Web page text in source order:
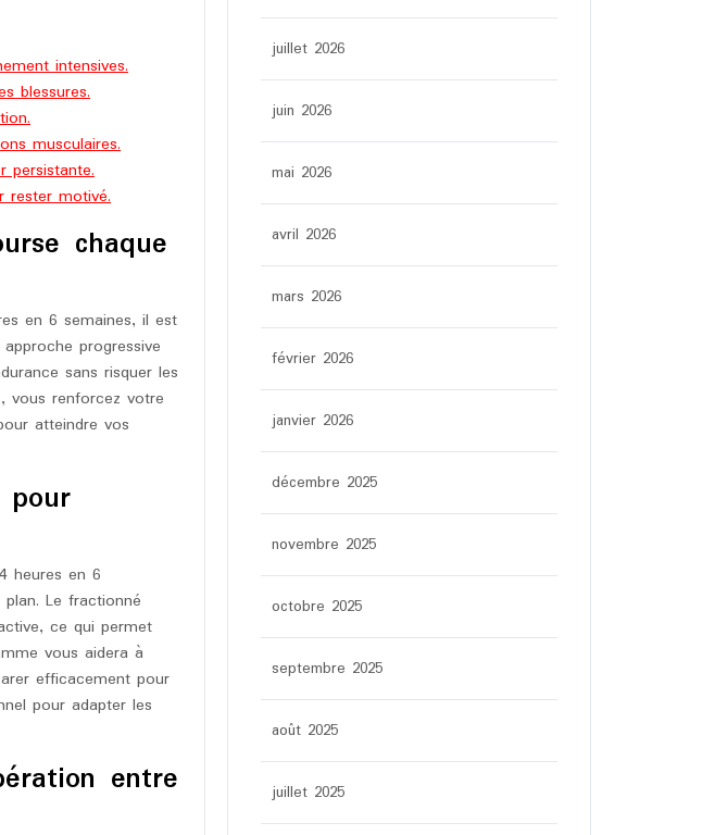
intensives.
blessures.
musculaires.
persistante.
rester motivé.
chaque
en 6 semaines, il est
progressive
sans risquer les
vous renforcez votre
atteindre vos
pour
heures en 6
Le fractionné
ce qui permet
vous aidera à
efficacement pour
pour adapter les
entre
juillet 2026
juin 2026
mai 2026
avril 2026
mars 2026
février 2026
janvier 2026
décembre 2025
novembre 2025
octobre 2025
septembre 2025
août 2025
juillet 2025